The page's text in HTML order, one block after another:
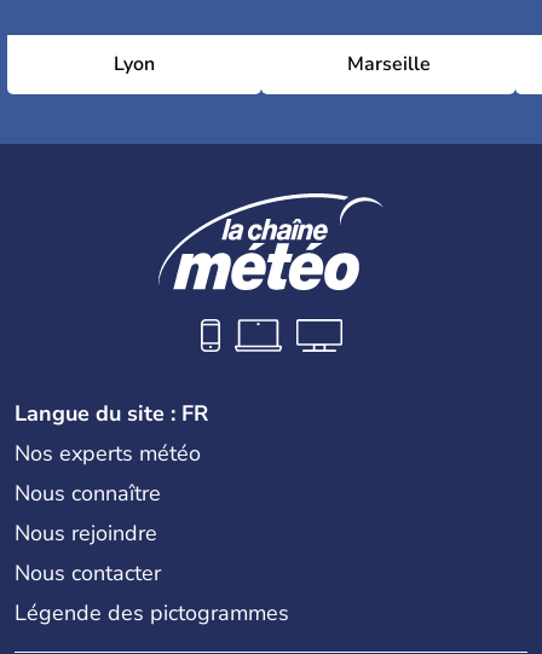
Lyon Marseille
Langue du site : FR
Nos experts météo
Nous connaître
Nous rejoindre
Nous contacter
Légende des pictogrammes